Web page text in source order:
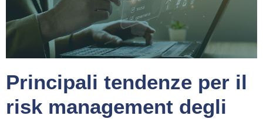
Principali tendenze per il
risk management degli